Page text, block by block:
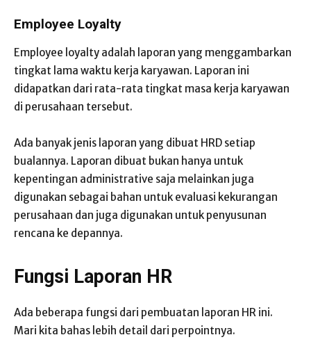
Employee Loyalty
Employee loyalty adalah laporan yang menggambarkan
tingkat lama waktu kerja karyawan. Laporan ini
didapatkan dari rata-rata tingkat masa kerja karyawan
di perusahaan tersebut.
Ada banyak jenis laporan yang dibuat HRD setiap
bualannya. Laporan dibuat bukan hanya untuk
kepentingan administrative saja melainkan juga
digunakan sebagai bahan untuk evaluasi kekurangan
perusahaan dan juga digunakan untuk penyusunan
rencana ke depannya.
Fungsi Laporan HR
Ada beberapa fungsi dari pembuatan laporan HR ini.
Mari kita bahas lebih detail dari perpointnya.